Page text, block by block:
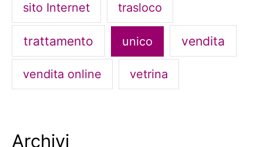
sito Internet trasloco
trattamento unico vendita
vendita online vetrina
Archivi